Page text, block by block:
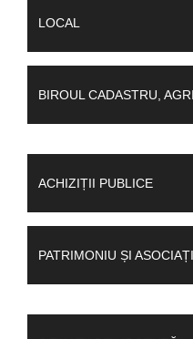
LOCAL
BIROUL CADASTRU,
ACHIZIȚII PUBLICE
PATRIMONIU ȘI